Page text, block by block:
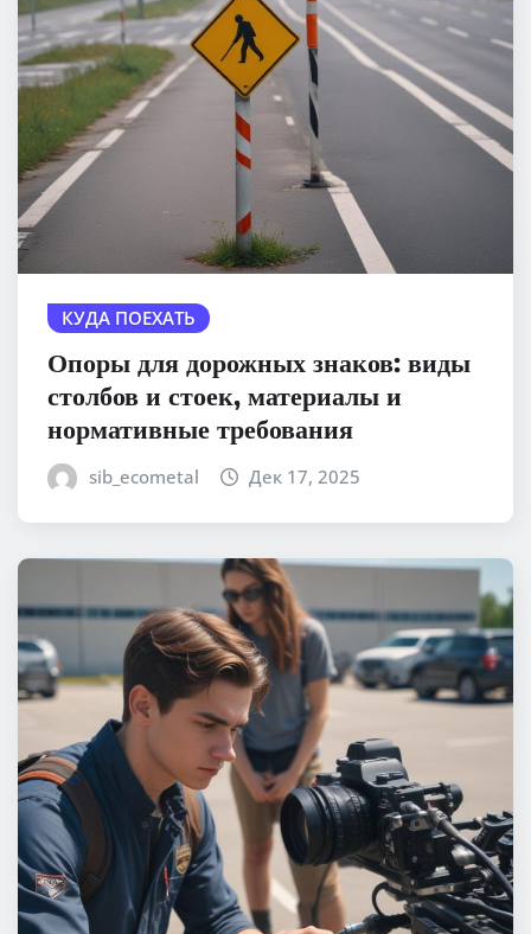
КУДА ПОЕХАТЬ
Опоры для дорожных знаков: виды
столбов и стоек, материалы и
нормативные требования
sib_ecometal Дек 17, 2025